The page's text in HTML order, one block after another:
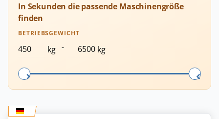
In Sekunden die passende Maschinengröße
finden
BETRIEBSGEWICHT
kg - kg